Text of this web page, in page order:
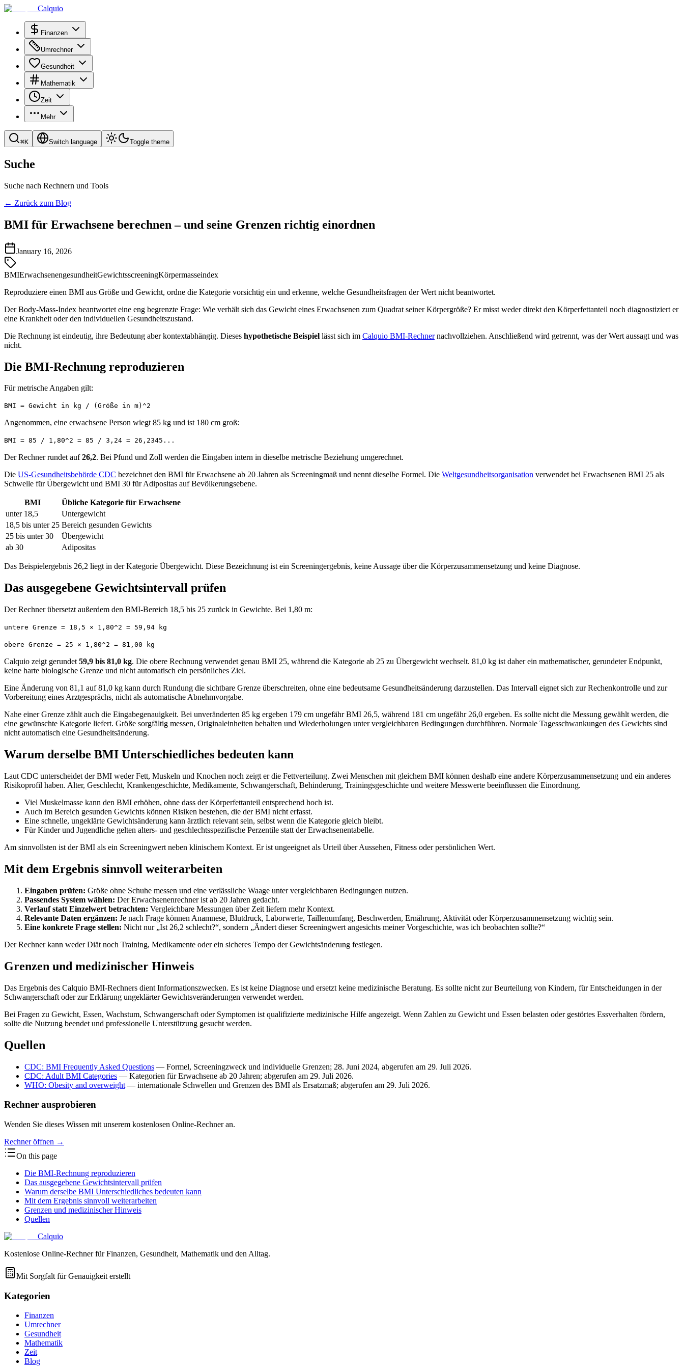
Calquio
Finanzen
Umrechner
Gesundheit
Mathematik
Zeit
Mehr
⌘K Switch language Toggle theme
Suche
Suche nach Rechnern und Tools
← Zurück zum Blog
BMI für Erwachsene berechnen – und seine Grenzen richtig einordnen
January 16, 2026
BMIErwachsenengesundheitGewichtsscreeningKörpermasseindex
Reproduziere einen BMI aus Größe und Gewicht, ordne die Kategorie vorsichtig ein und erkenne, welche Gesundheitsfragen der Wert nicht beantwortet.
Der Body-Mass-Index beantwortet eine eng begrenzte Frage: Wie verhält sich das Gewicht eines Erwachsenen zum Quadrat seiner Körpergröße? Er misst weder direkt den Körperfettanteil noch diagnostiziert er
eine Krankheit oder den individuellen Gesundheitszustand.
Die Rechnung ist eindeutig, ihre Bedeutung aber kontextabhängig. Dieses hypothetische Beispiel lässt sich im Calquio BMI-Rechnernachvollziehen. Anschließend wird getrennt, was der Wert aussagt und was
nicht.
Die BMI-Rechnung reproduzieren
Für metrische Angaben gilt:
BMI = Gewicht in kg / (Größe in m)^2
Angenommen, eine erwachsene Person wiegt 85 kg und ist 180 cm groß:
BMI = 85 / 1,80^2 = 85 / 3,24 = 26,2345...
Der Rechner rundet auf26,2. Bei Pfund und Zoll werden die Eingaben intern in dieselbe metrische Beziehung umgerechnet.
Die US-Gesundheitsbehörde CDC bezeichnet den BMI für Erwachsene ab 20 Jahren als Screeningmaß und nennt dieselbe Formel. Die Weltgesundheitsorganisation verwendet bei Erwachsenen BMI 25 als
Schwelle für Übergewicht und BMI 30 für Adipositas auf Bevölkerungsebene.
BMI
Übliche Kategorie für Erwachsene
unter 18,5
Untergewicht
18,5 bis unter 25 Bereich gesunden Gewichts
25 bis unter 30
Übergewicht
ab 30
Adipositas
Das Beispielergebnis 26,2 liegt in der Kategorie Übergewicht. Diese Bezeichnung ist ein Screeningergebnis, keine Aussage über die Körperzusammensetzung und keine Diagnose.
Das ausgegebene Gewichtsintervall prüfen
Der Rechner übersetzt außerdem den BMI-Bereich 18,5 bis 25 zurück in Gewichte. Bei 1,80 m:
untere Grenze = 18,5 × 1,80^2 = 59,94 kg
obere Grenze = 25 × 1,80^2 = 81,00 kg
Calquio zeigt gerundet 59,9 bis 81,0 kg. Die obere Rechnung verwendet genau BMI 25, während die Kategorie ab 25 zu Übergewicht wechselt. 81,0 kg ist daher ein mathematischer, gerundeter Endpunkt,
keine harte biologische Grenze und nicht automatisch ein persönliches Ziel.
Eine Änderung von 81,1 auf 81,0 kg kann durch Rundung die sichtbare Grenze überschreiten, ohne eine bedeutsame Gesundheitsänderung darzustellen. Das Intervall eignet sich zur Rechenkontrolle und zur
Vorbereitung eines Arztgesprächs, nicht als automatische Abnehmvorgabe.
Nahe einer Grenze zählt auch die Eingabegenauigkeit. Bei unveränderten 85 kg ergeben 179 cm ungefähr BMI 26,5, während 181 cm ungefähr 26,0 ergeben. Es sollte nicht die Messung gewählt werden, die
eine gewünschte Kategorie liefert. Größe sorgfältig messen, Originaleinheiten behalten und Wiederholungen unter vergleichbaren Bedingungen durchführen. Normale Tagesschwankungen des Gewichts sind
nicht automatisch eine Gesundheitsänderung.
Warum derselbe BMI Unterschiedliches bedeuten kann
Laut CDC unterscheidet der BMI weder Fett, Muskeln und Knochen noch zeigt er die Fettverteilung. Zwei Menschen mit gleichem BMI können deshalb eine andere Körperzusammensetzung und ein anderes
Risikoprofil haben. Alter, Geschlecht, Krankengeschichte, Medikamente, Schwangerschaft, Behinderung, Trainingsgeschichte und weitere Messwerte beeinflussen die Einordnung.
Viel Muskelmasse kann den BMI erhöhen, ohne dass der Körperfettanteil entsprechend hoch ist.
Auch im Bereich gesunden Gewichts können Risiken bestehen, die der BMI nicht erfasst.
Eine schnelle, ungeklärte Gewichtsänderung kann ärztlich relevant sein, selbst wenn die Kategorie gleich bleibt.
Für Kinder und Jugendliche gelten alters- und geschlechtsspezifische Perzentile statt der Erwachsenentabelle.
Am sinnvollsten ist der BMI als ein Screeningwert neben klinischem Kontext. Er ist ungeeignet als Urteil über Aussehen, Fitness oder persönlichen Wert.
Mit dem Ergebnis sinnvoll weiterarbeiten
Eingaben prüfen: Größe ohne Schuhe messen und eine verlässliche Waage unter vergleichbaren Bedingungen nutzen.
Passendes System wählen: Der Erwachsenenrechner ist ab 20 Jahren gedacht.
Verlauf statt Einzelwert betrachten: Vergleichbare Messungen über Zeit liefern mehr Kontext.
Relevante Daten ergänzen: Je nach Frage können Anamnese, Blutdruck, Laborwerte, Taillenumfang, Beschwerden, Ernährung, Aktivität oder Körperzusammensetzung wichtig sein.
Eine konkrete Frage stellen: Nicht nur „Ist 26,2 schlecht?“, sondern „Ändert dieser Screeningwert angesichts meiner Vorgeschichte, was ich beobachten sollte?“
Der Rechner kann weder Diät noch Training, Medikamente oder ein sicheres Tempo der Gewichtsänderung festlegen.
Grenzen und medizinischer Hinweis
Das Ergebnis des Calquio BMI-Rechners dient Informationszwecken. Es ist keine Diagnose und ersetzt keine medizinische Beratung. Es sollte nicht zur Beurteilung von Kindern, für Entscheidungen in der
Schwangerschaft oder zur Erklärung ungeklärter Gewichtsveränderungen verwendet werden.
Bei Fragen zu Gewicht, Essen, Wachstum, Schwangerschaft oder Symptomen ist qualifizierte medizinische Hilfe angezeigt. Wenn Zahlen zu Gewicht und Essen belasten oder gestörtes Essverhalten fördern,
sollte die Nutzung beendet und professionelle Unterstützung gesucht werden.
Quellen
CDC: BMI Frequently Asked Questions — Formel, Screeningzweck und individuelle Grenzen; 28. Juni 2024, abgerufen am 29. Juli 2026.
CDC: Adult BMI Categories — Kategorien für Erwachsene ab 20 Jahren; abgerufen am 29. Juli 2026.
WHO: Obesity and overweight — internationale Schwellen und Grenzen des BMI als Ersatzmaß; abgerufen am 29. Juli 2026.
Rechner ausprobieren
Wenden Sie dieses Wissen mit unserem kostenlosen Online-Rechner an.
Rechner öffnen →
On this page
Die BMI-Rechnung reproduzieren
Das ausgegebene Gewichtsintervall prüfen
Warum derselbe BMI Unterschiedliches bedeuten kann
Mit dem Ergebnis sinnvoll weiterarbeiten
Grenzen und medizinischer Hinweis
Quellen
Calquio
Kostenlose Online-Rechner für Finanzen, Gesundheit, Mathematik und den Alltag.
Mit Sorgfalt für Genauigkeit erstellt
Kategorien
Finanzen
Umrechner
Gesundheit
Mathematik
Zeit
Blog